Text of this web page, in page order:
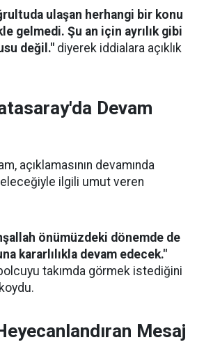
ulaşan herhangi bir konu
gelmedi. Şu an için ayrılık gibi
değil." diyerek iddialara açıklık
Devam
açıklamasının devamında
ilgili umut veren
önümüzdeki dönemde de
kararlılıkla devam edecek."
takımda görmek istediğini
Mesaj